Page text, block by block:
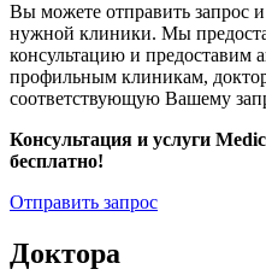
Вы можете отправить запрос
нужной клиники. Мы
консультацию и
профильным клиникам,
соответствующую Вашему
Консультация и услуги
бесплатно!
Отправить запрос
Доктора